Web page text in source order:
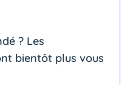
? Les
bientôt plus vous